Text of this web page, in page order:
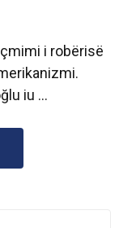
i robërisë
iu ...